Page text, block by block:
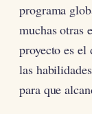
programa
muchas otras
proyecto es el
las
para que